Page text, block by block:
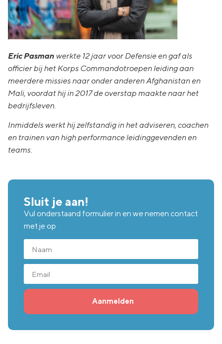
Eric Pasman werkte 12 jaar voor Defensie en gaf als
officier bij het Korps Commandotroepen leiding aan
meerdere missies naar onder anderen Afghanistan en
Mali, voordat hij in 2017 de overstap maakte naar het
bedrijfsleven.
Inmiddels werkt hij zelfstandig in het adviseren, coachen
en trainen van high performance leidinggevenden en
teams.
Sluit je aan!
Vul onderstaand formulier in en we nemen contact
met je op
Aanmelden